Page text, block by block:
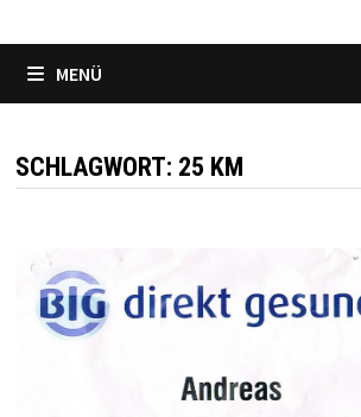
MENÜ
SCHLAGWORT: 25 KM